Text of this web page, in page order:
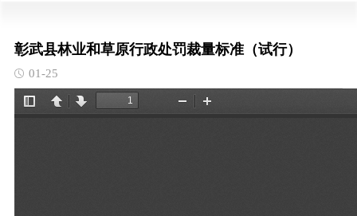
彰武县林业和草原行政处罚裁量标准（试行）
01-25